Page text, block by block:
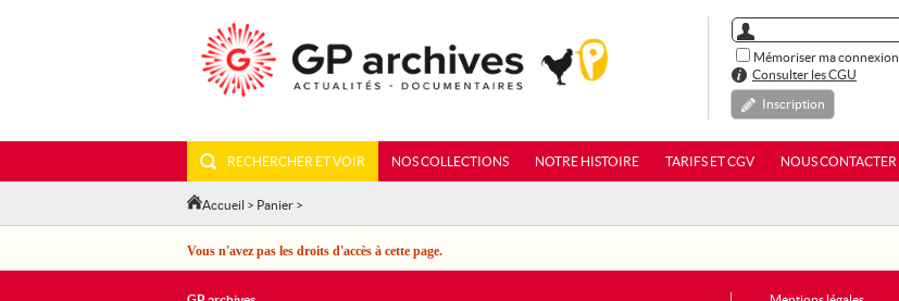
Mémoriser ma connexion
Consulter les CGU
Inscription
RECHERCHER ET VOIR NOS COLLECTIONS NOTRE HISTOIRE TARIFS ET CGV NOUS CONTACTER
Accueil > Panier >
Vous n'avez pas les droits d'accès à cette page.